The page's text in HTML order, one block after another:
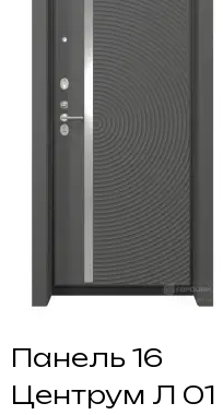
Панель 16
Центрум Л 01